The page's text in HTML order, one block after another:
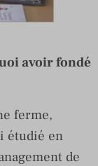
avoir fondé
ferme,
étudié en
de